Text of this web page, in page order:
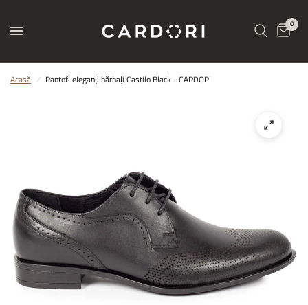
0
Acasă / Pantofi eleganți bărbați Castilo Black - CARDORI